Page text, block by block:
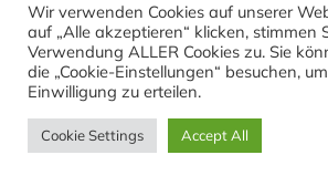
Wir verwenden Cookies auf unserer
auf „Alle akzeptieren“ klicken, stimmen
Verwendung ALLER Cookies zu. Sie
die „Cookie-Einstellungen“ besuchen,
Einwilligung zu erteilen.
Cookie Settings Accept All